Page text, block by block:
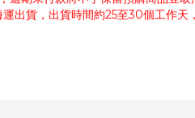
出貨，出貨時間約25至30個工作